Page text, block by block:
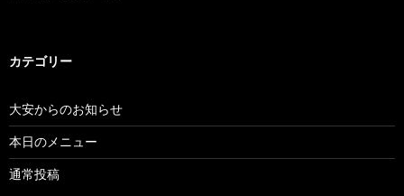
カテゴリー
大安からのお知らせ
本日のメニュー
通常投稿